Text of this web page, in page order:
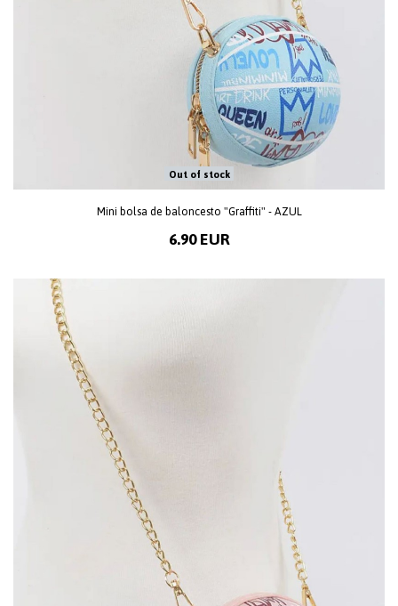
Out of stock
Mini bolsa de baloncesto "Graffiti" - AZUL
6.90 EUR